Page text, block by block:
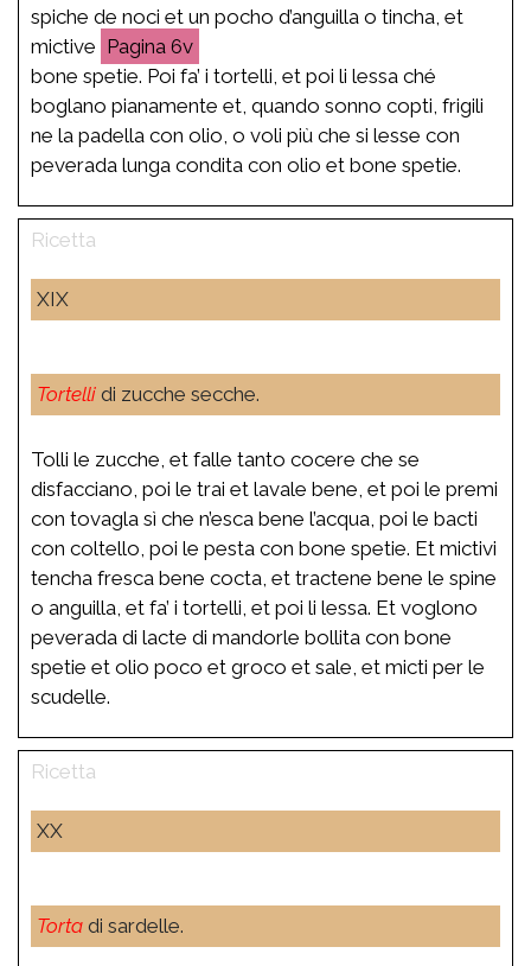
spiche de noci et un pocho d’anguilla o tincha, et
mictive
6v
bone spetie. Poi fa’ i tortelli, et poi li lessa ché
boglano pianamente et, quando sonno copti, frigili
ne la padella con olio, o voli più che si lesse con
peverada lunga condita con olio et bone spetie.
XIX
Tortelli di zucche secche.
Tolli le zucche, et falle tanto cocere che se
disfacciano, poi le trai et lavale bene, et poi le premi
con tovagla sì che n’esca bene l’acqua, poi le bacti
con coltello, poi le pesta con bone spetie. Et mictivi
tencha fresca bene cocta, et tractene bene le spine
o anguilla, et fa’ i tortelli, et poi li lessa. Et voglono
peverada di lacte di mandorle bollita con bone
spetie et olio poco et groco et sale, et micti per le
scudelle.
XX
Torta di sardelle.